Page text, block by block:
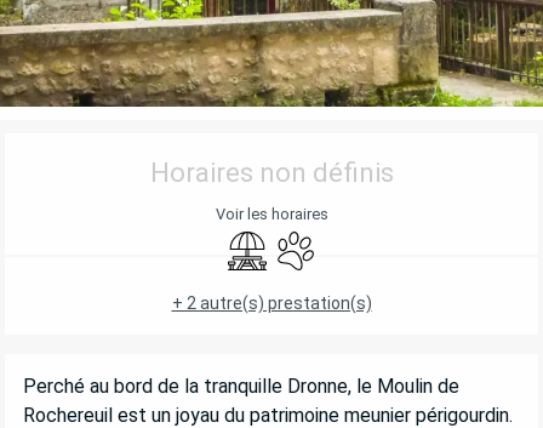
OUVERTURE ET COORDONNÉES
Horaires non définis
Voir les horaires
Aire de pique nique
Animaux acceptés
+ 2 autre(s) prestation(s)
DESCRIPTION
Perché au bord de la tranquille Dronne, le Moulin de
Rochereuil est un joyau du patrimoine meunier périgourdin.